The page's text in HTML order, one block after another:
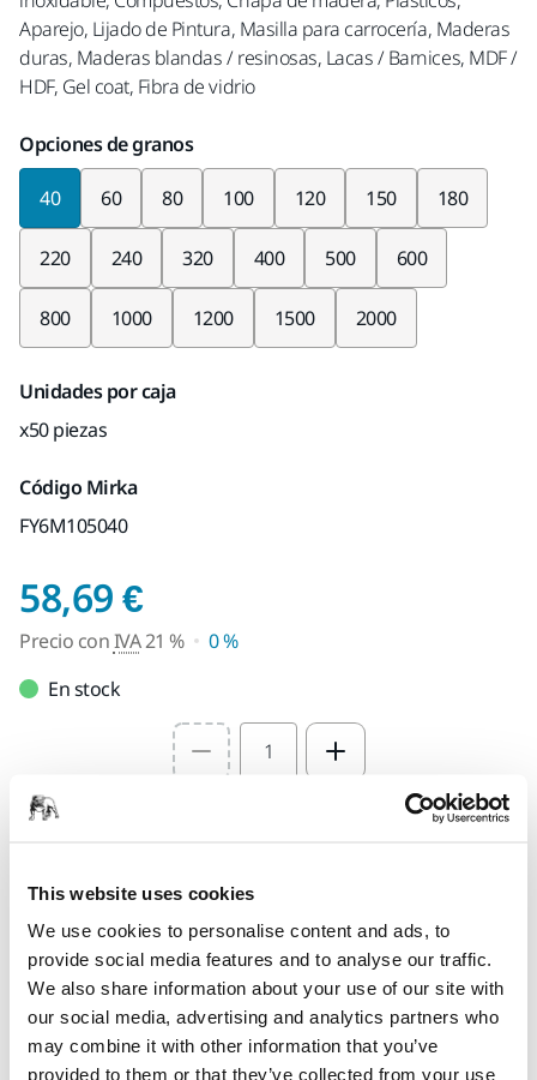
This website uses cookies
We use cookies to personalise content and ads, to
provide social media features and to analyse our traffic.
We also share information about your use of our site with
our social media, advertising and analytics partners who
may combine it with other information that you’ve
provided to them or that they’ve collected from your use
Aparejo, Lijado de Pintura, Masilla para carrocería, Maderas
duras, Maderas blandas / resinosas, Lacas / Barnices, MDF /
HDF, Gel coat, Fibra de vidrio
Opciones de granos
40 60 80 100 120 150 180
220 240 320 400 500 600
800 1000 1200 1500 2000
Unidades por caja
x50 piezas
Código Mirka
FY6M105040
58,69 €Precio con IVA 21 %
Precio conIVA21 %
0 %
En stock
Select quantity value
LAS VENTAJAS DE MIRKA.ES
Entregas en toda España (excepto Canarias, Ceuta y
Melilla)
Envío gratuito para pedidos superiores a 49,90€, IVA